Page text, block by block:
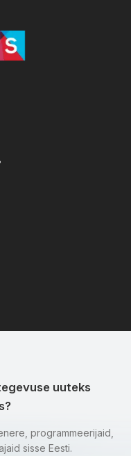
uuteks
programmeerijaid,
sisse Eesti.